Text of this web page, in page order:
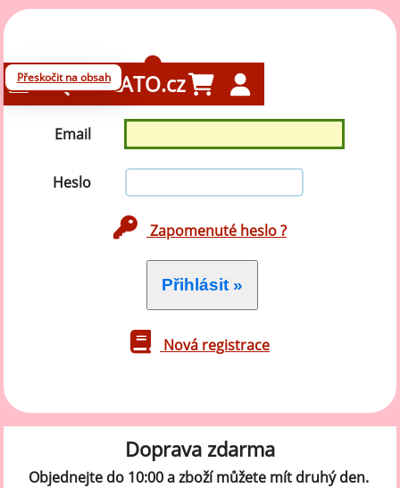
Přeskočit na obsahGELATO.czPřihlášení
Email
Heslo
Zapomenuté heslo ?
Nová registrace
Doprava zdarma
Objednejte do 10:00 a zboží můžete mít druhý den.